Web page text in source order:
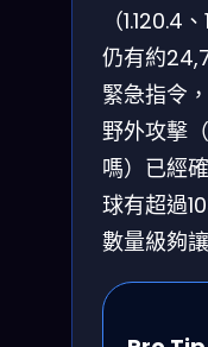
（1.120.4
仍有約
緊急指令
野外攻擊
嗎）已經
球有超過
數量級夠